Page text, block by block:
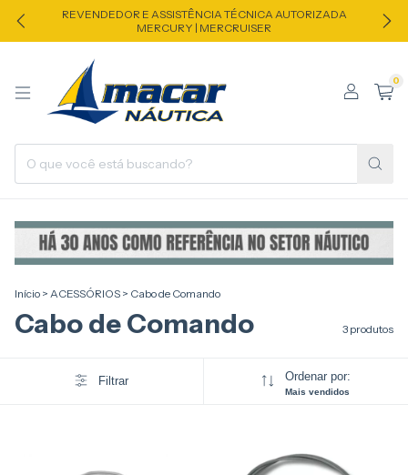
REVENDEDOR E ASSISTÊNCIA TÉCNICA AUTORIZADA
MERCURY | MERCRUISER
0
Início > ACESSÓRIOS > Cabo de Comando
Cabo de Comando 3 produtos
Filtrar Ordenar por:
Mais vendidos